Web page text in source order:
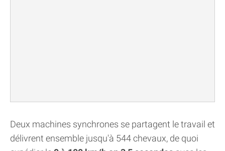
Deux machines synchrones se partagent le travail et
délivrent ensemble jusqu'à 544 chevaux, de quoi